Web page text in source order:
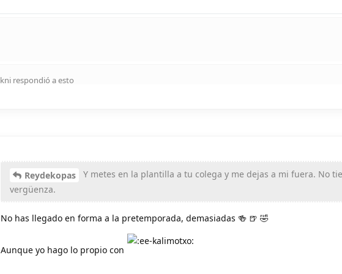
kni respondió a esto
Reydekopas
Y metes en la plantilla a tu colega y me dejas a mi fuera. No
vergüenza.
No has llegado en forma a la pretemporada, demasiadas 🍻 🍺 🤣
Aunque yo hago lo propio con